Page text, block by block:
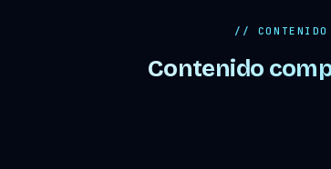
// CONTENIDO
Contenido